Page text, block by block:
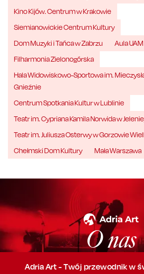
Kino Kijów. Centrum w Krakowie
Siemianowickie Centrum Kultury
Dom Muzyki i Tańca w Zabrzu
Aula
Filharmonia Zielonogórska
Hala Widowiskowo-Sportowa im.
Gnieźnie
Centrum Spotkania Kultur w Lublinie
Teatr im. Cypriana Kamila Norwida w
Teatr im. Juliusza Osterwy w Gorzowie
Chełmski Dom Kultury
Mała Warszawa
O nas
Adria Art - Twój przewodnik w